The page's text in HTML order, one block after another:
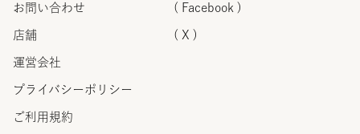
お問い合わせ
店舗
運営会社
プライバシーポリシー
ご利用規約
( Facebook )
( X )